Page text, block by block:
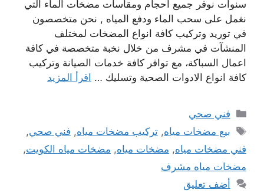
سنوات نوفر جميع احجام ومقاسات مضخات الماء التي
نغمل على سحب الماء ودفع المياه , نحن متخصصون
في توريد وتركيب كافة انواع المضخات لمختلف
المنشآت في مشرف من خلال نخبة متخصصة في كافة
اعمال السباكة، مع توافر كافة خدمات الصيانة وتركيب
كافة انواع الادوات الصحية وتسليك … اقرأ المزيد
التصنيفات
فني صحي
الوسوم
بيع مضخات مياه,تركيب مضخات مياه, فني صحي,
فني مضخات مياه, مضخات مياه, مضخات مياه الكويت,
مضخات مياه مشرف
أضف تعليق